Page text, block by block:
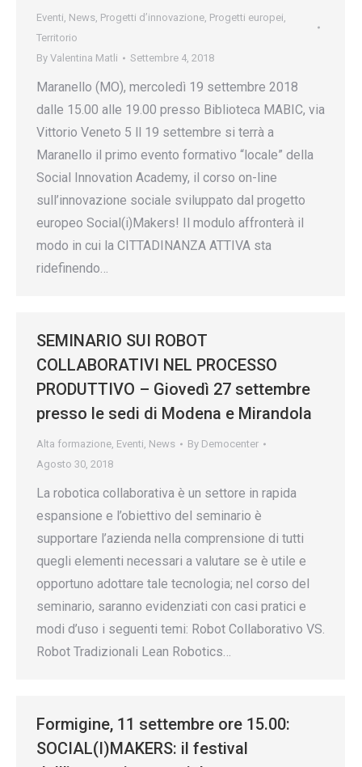
Eventi, News, Progetti d’innovazione, Progetti europei,
Territorio
By Valentina Matli Settembre 4, 2018
Maranello (MO), mercoledì 19 settembre 2018
dalle 15.00 alle 19.00 presso Biblioteca MABIC, via
Vittorio Veneto 5 ll 19 settembre si terrà a
Maranello il primo evento formativo “locale” della
Social Innovation Academy, il corso on-line
sull’innovazione sociale sviluppato dal progetto
europeo Social(i)Makers! Il modulo affronterà il
modo in cui la CITTADINANZA ATTIVA sta
ridefinendo…
SEMINARIO SUI ROBOT
COLLABORATIVI NEL PROCESSO
PRODUTTIVO – Giovedì 27 settembre
presso le sedi di Modena e Mirandola
Alta formazione, Eventi, News By Democenter
Agosto 30, 2018
La robotica collaborativa è un settore in rapida
espansione e l’obiettivo del seminario è
supportare l’azienda nella comprensione di tutti
quegli elementi necessari a valutare se è utile e
opportuno adottare tale tecnologia; nel corso del
seminario, saranno evidenziati con casi pratici e
modi d’uso i seguenti temi: Robot Collaborativo VS.
Robot Tradizionali Lean Robotics…
Formigine, 11 settembre ore 15.00:
SOCIAL(I)MAKERS: il festival